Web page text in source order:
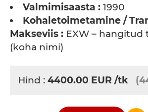
Valmimisaasta : 1990
Kohaletoimetamine /
Makseviis : EXW – hangitud
(koha nimi)
Hind : 4400.00 EUR /tk